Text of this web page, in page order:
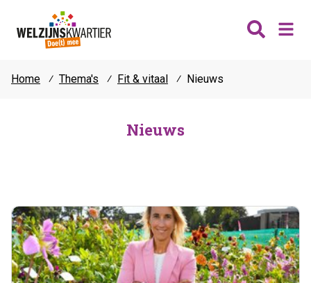
Hillegom
Lisse
Teylingen
Jongeren
Vrijwilligers
Fit & vitaal
Mantelzorg
Home ⁄ Thema's ⁄ Fit & vitaal ⁄ Nieuws
Nieuws